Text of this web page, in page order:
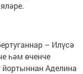
– Илүсә
һәм өченче
Аделина